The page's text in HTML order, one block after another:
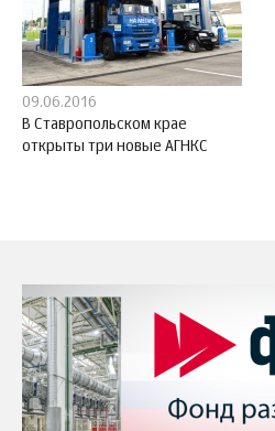
09.06.2016
В Ставропольском крае
открыты три новые АГНКС